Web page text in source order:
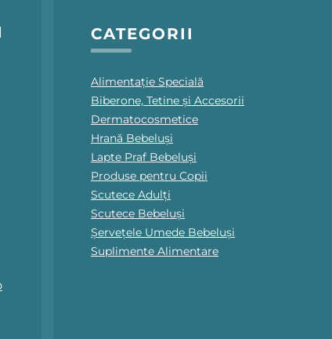
CATEGORII
Alimentație Specială
Biberone, Tetine și Accesorii
Dermatocosmetice
Hrană Bebeluși
Lapte Praf Bebeluși
Produse pentru Copii
Scutece Adulți
Scutece Bebeluși
Șervețele Umede Bebeluși
Suplimente Alimentare